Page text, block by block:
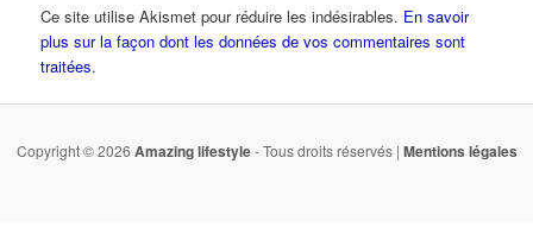
Ce site utilise Akismet pour réduire les indésirables. En savoir
plus sur la façon dont les données de vos commentaires sont
traitées.
Copyright © 2026 Amazing lifestyle- Tous droits réservés | Mentions légales